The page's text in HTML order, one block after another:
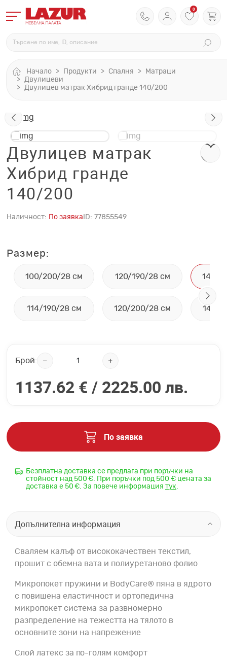
0
Начало Продукти Спалня
Матраци
Двулицеви
Двулицев матрак Хибрид гранде 140/200
Двулицев матрак
Хибрид гранде
140/200
Наличност: По заявка ID: 77855549
Размер:
100/200/28 см
114/190/28 см
120/190/28 см
120/200/28 см
140/
144/
Брой:
1137.62 € / 2225.00 лв.
По заявка
Безплатна доставка се предлага при поръчки на
стойност над 500 €. При поръчки под 500 € цената за
доставка е 50 €. За повече информация тук.
Допълнителна информация
Сваляем калъф от висококачествен текстил,
прошит с обемна вата и полиуретаново фолио
Микропокет пружини и BodyCare® пяна в ядрото
с повишена еластичност и ортопедична
микропокет система за развномерно
разпределение на тежестта на тялото в
основните зони на напрежение
Слой латекс за по-голям комфорт